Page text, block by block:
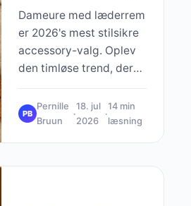
Dameure med læderrem
er 2026's mest stilsikre
accessory-valg. Oplev
den timløse trend, der
med klassisk elegance
og æstetisk skønhed.
PB
Pernille
Bruun
·
18. jul
2026
·
14 min
læsning